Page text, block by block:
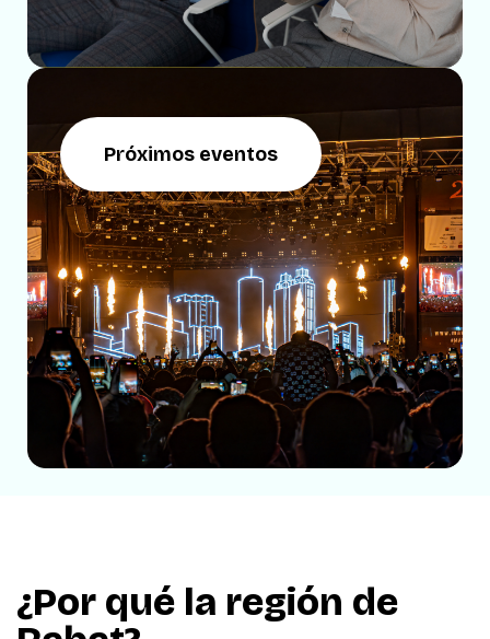
Próximos eventos
¿Por qué la región de